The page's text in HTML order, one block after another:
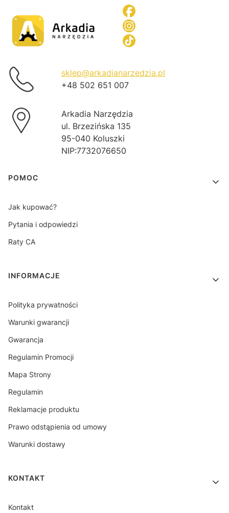
sklep@arkadianarzedzia.pl
+48 502 651 007
Arkadia Narzędzia
ul. Brzezińska 135
95-040 Koluszki
NIP:7732076650
Linki w stopce
POMOC
Jak kupować?
Pytania i odpowiedzi
Raty CA
INFORMACJE
Polityka prywatności
Warunki gwarancji
Gwarancja
Regulamin Promocji
Mapa Strony
Regulamin
Reklamacje produktu
Prawo odstąpienia od umowy
Warunki dostawy
KONTAKT
Kontakt